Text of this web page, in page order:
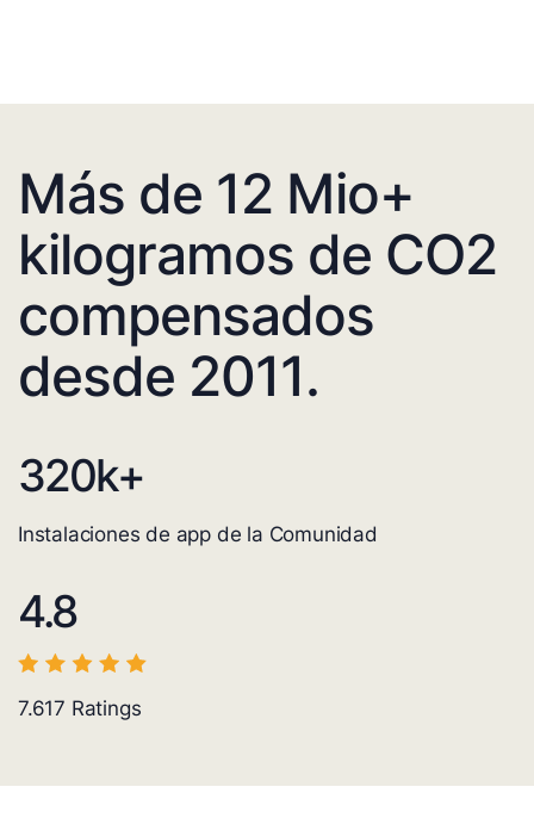
Más de 12 Mio+
kilogramos de CO2
compensados
desde 2011.
320k+
Instalaciones de app de la Comunidad
4.8
7.617 Ratings